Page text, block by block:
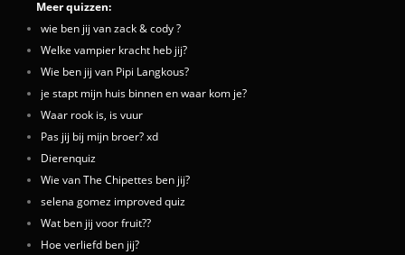
Meer quizzen:
wie ben jij van zack & cody ?
Welke vampier kracht heb jij?
Wie ben jij van Pipi Langkous?
je stapt mijn huis binnen en waar kom je?
Waar rook is, is vuur
Pas jij bij mijn broer? xd
Dierenquiz
Wie van The Chipettes ben jij?
selena gomez improved quiz
Wat ben jij voor fruit??
Hoe verliefd ben jij?